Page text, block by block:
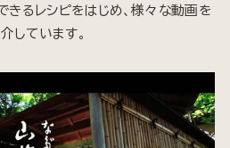
るレシピをはじめ、様々な動画を
しています。